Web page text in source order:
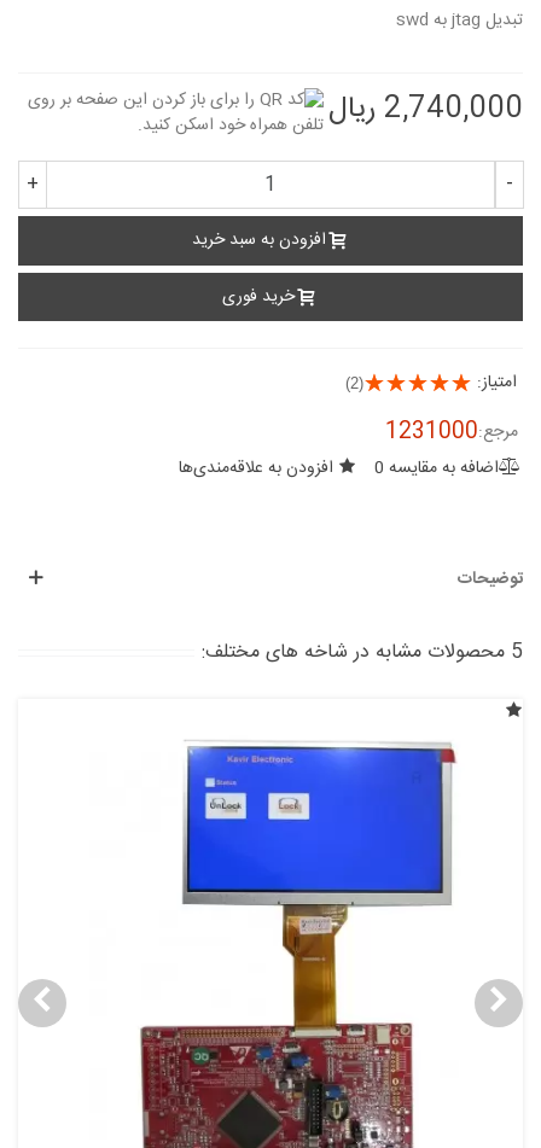
تبدیل jtag به swd
2,740,000 ریال
-
+
افزودن به سبد خرید
خرید فوری
امتیاز: (2)
مرجع:1231000
اضافه به مقایسه 0 افزودن به علاقه‌مندی‌ها
توضیحات
5 محصولات مشابه در شاخه های مختلف: